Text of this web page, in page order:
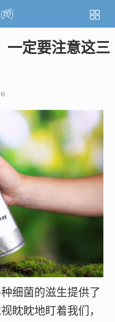
一定要注意这三
细菌的滋生提供了
眈眈地盯着我们，